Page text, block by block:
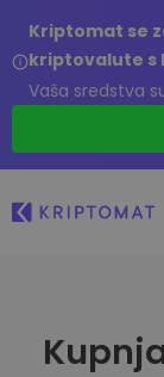
Kriptomat se
kriptovalute s
Vaša sredstva